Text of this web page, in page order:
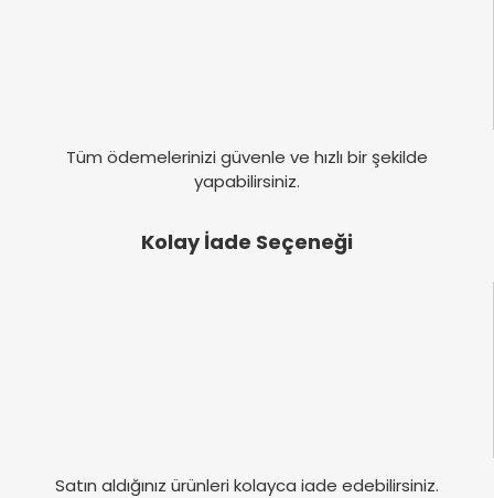
Tüm ödemelerinizi güvenle ve hızlı bir şekilde
yapabilirsiniz.
Kolay İade Seçeneği
Satın aldığınız ürünleri kolayca iade edebilirsiniz.